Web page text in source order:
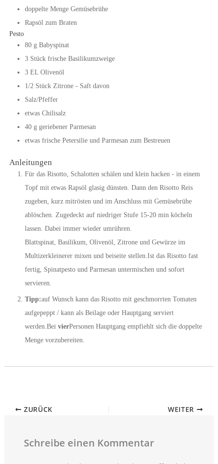
doppelte Menge Gemüsebrühe
Rapsöl zum Braten
Pesto
80 g Babyspinat
3 Stück frische Basilikumzweige
3 EL Olivenöl
1/2 Stück Zitrone - Saft davon
Salz/Pfeffer
etwas Chilisalz
40 g geriebener Parmesan
etwas frische Petersilie und Parmesan zum Bestreuen
Anleitungen
Für das Risotto, Schalotten schälen und klein hacken - in einem
Topf mit etwas Rapsöl glasig dünsten. Dann den Risotto Reis
zugeben, kurz mitrösten und im Anschluss mit Gemüsebrühe
ablöschen. Zugedeckt auf niedriger Stufe 15-20 min köcheln
lassen. Dabei immer wieder umrühren.
Blattspinat, Basilikum, Olivenöl, Zitrone und Gewürze im
Multizerkleinerer mixen und beiseite stellen.Ist das Risotto fast
fertig, Spinatpesto und Parmesan untermischen und sofort
servieren.
Tipp:auf Wunsch kann das Risotto mit geschmorrten Tomaten
aufgepeppt / kann als Beilage oder Hauptgang serviert
werden.Bei vierPersonen Hauptgang empfiehlt sich die doppelte
Menge vorzubereiten.
ZURÜCK WEITER
Schreibe einen Kommentar